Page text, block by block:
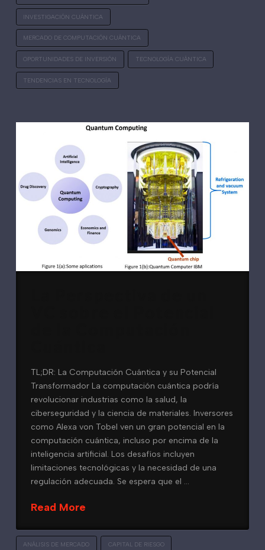
INVESTIGACIÓN CUÁNTICA
MERCADO DE COMPUTACIÓN CUÁNTICA
OPORTUNIDADES DE INVERSIÓN TECNOLOGÍA CUÁNTICA
TENDENCIAS EN TECNOLOGÍA
TL;DR: La Computación Cuántica y su Potencial
Transformador La computación cuántica podría
revolucionar industrias como la salud, la
ciberseguridad y la ciencia de materiales. Inversores
como Alexa von Tobel ven un gran potencial en la
computación cuántica, incluso por encima de la
inteligencia artificial. Los desafíos incluyen
limitaciones tecnológicas y la necesidad de una
regulación adecuada. Se espera que el …
Read More
ANÁLISIS DE MERCADO CAPITAL DE RIESGO